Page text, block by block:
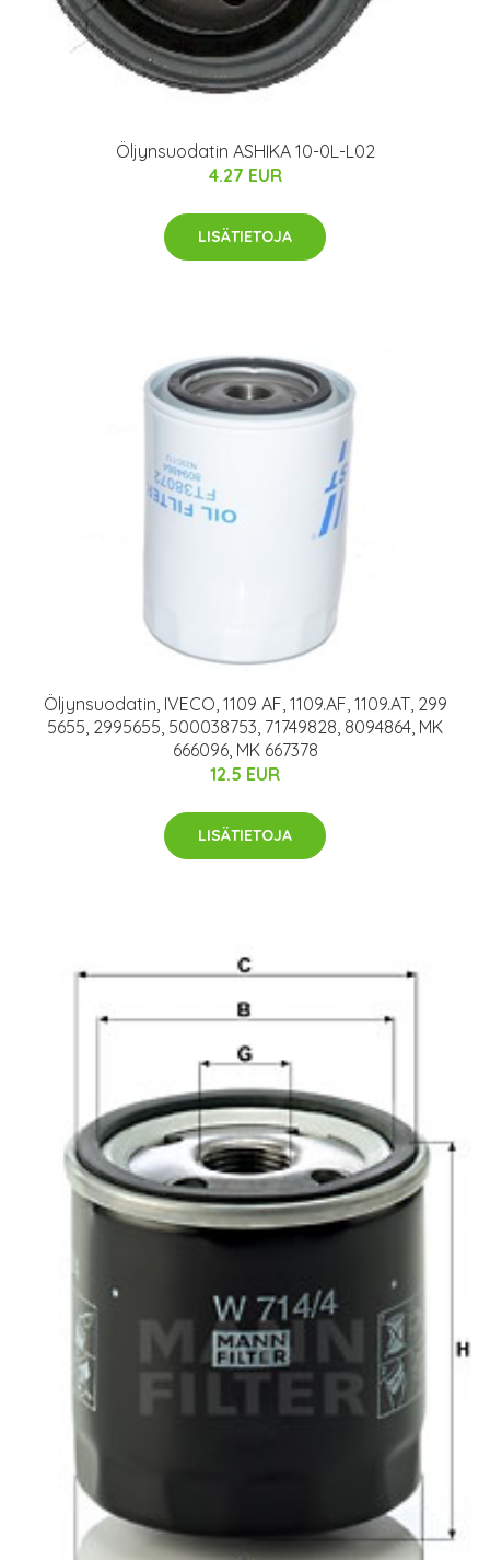
Öljynsuodatin ASHIKA 10-0L-L02
4.27 EUR
LISÄTIETOJA
Öljynsuodatin, IVECO, 1109 AF, 1109.AF, 1109.AT, 299
5655, 2995655, 500038753, 71749828, 8094864, MK
666096, MK 667378
12.5 EUR
LISÄTIETOJA